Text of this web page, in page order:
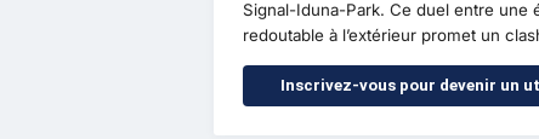
Signal-Iduna-Park. Ce duel entre une
redoutable à l’extérieur promet un
Inscrivez-vous pour devenir un